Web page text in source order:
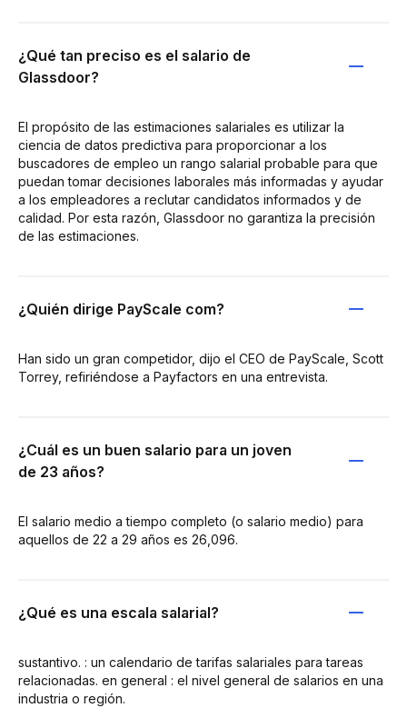
¿Qué tan preciso es el salario de
Glassdoor?
El propósito de las estimaciones salariales es utilizar la
ciencia de datos predictiva para proporcionar a los
buscadores de empleo un rango salarial probable para que
puedan tomar decisiones laborales más informadas y ayudar
a los empleadores a reclutar candidatos informados y de
calidad. Por esta razón, Glassdoor no garantiza la precisión
de las estimaciones.
¿Quién dirige PayScale com?
Han sido un gran competidor, dijo el CEO de PayScale, Scott
Torrey, refiriéndose a Payfactors en una entrevista.
¿Cuál es un buen salario para un joven
de 23 años?
El salario medio a tiempo completo (o salario medio) para
aquellos de 22 a 29 años es 26,096.
¿Qué es una escala salarial?
sustantivo. : un calendario de tarifas salariales para tareas
relacionadas. en general : el nivel general de salarios en una
industria o región.